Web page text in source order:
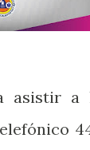
asistir a